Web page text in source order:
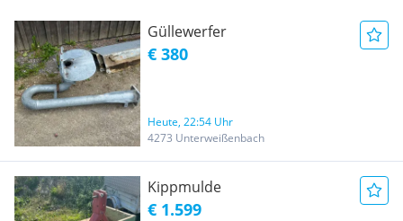
Güllewerfer
€ 380
Heute, 22:54 Uhr
4273 Unterweißenbach
Kippmulde
€ 1.599